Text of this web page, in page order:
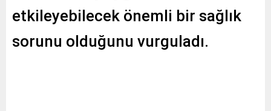
etkileyebilecek önemli bir sağlık
sorunu olduğunu vurguladı.